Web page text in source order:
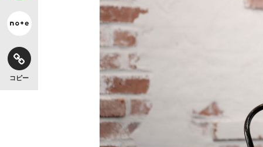
「クマが悪者扱いされているのが悲しい」
キングの誕生を、目撃せよ。
コピー